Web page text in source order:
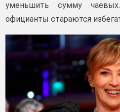
уменьшить сумму
официанты стараются